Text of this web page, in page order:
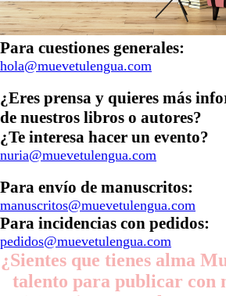
Para cuestiones generales:
hola@muevetulengua.com
¿Eres prensa y quieres más
de nuestros libros o autores?
¿Te interesa hacer un evento?
nuria@muevetulengua.com
Para envío de manuscritos:
manuscritos@muevetulengua.com
Para incidencias con pedidos:
pedidos@muevetulengua.com
¿Sientes que tienes alma
talento para publicar con